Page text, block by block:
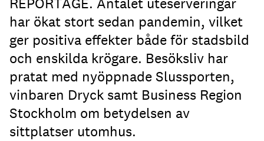
har ökat stort sedan pandemin, vilket
ger positiva effekter både för stadsbild
och enskilda krögare. Besöksliv har
pratat med nyöppnade Slussporten,
vinbaren Dryck samt Business Region
Stockholm om betydelsen av
sittplatser utomhus.